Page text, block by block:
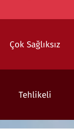
Çok Sağlıksız
Tehlikeli